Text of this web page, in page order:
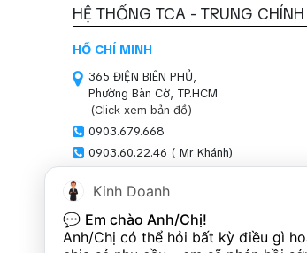
HỆ THỐNG TCA - TRUNG
HỒ CHÍ MINH
365 ĐIỆN BIÊN PHỦ,
Phường Bàn Cờ, TP.HCM
(Click xem bản đồ)
0903.679.668
0903.60.22.46 ( Mr Khánh)
HÀ NỘI (SHOWROOM)
SN 47-51, LOUIS XI,
Khu đô thị Louis,
Kinh Doanh
💬 Em chào Anh/Chị!
Anh/Chị có thể hỏi bất kỳ điều gì